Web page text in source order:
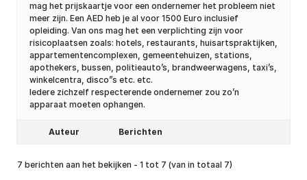
mag het prijskaartje voor een ondernemer het probleem niet
meer zijn. Een AED heb je al voor 1500 Euro inclusief
opleiding. Van ons mag het een verplichting zijn voor
risicoplaatsen zoals: hotels, restaurants, huisartspraktijken,
appartementencomplexen, gemeentehuizen, stations,
apothekers, bussen, politieauto’s, brandweerwagens, taxi’s,
winkelcentra, disco”s etc. etc.
Iedere zichzelf respecterende ondernemer zou zo’n
apparaat moeten ophangen.
Auteur Berichten
7 berichten aan het bekijken - 1 tot 7 (van in totaal 7)